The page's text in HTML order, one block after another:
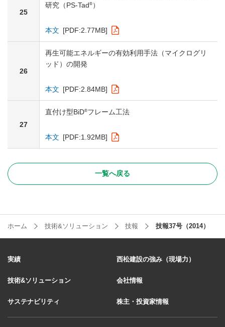
25
研究（PS-Tad® ）
本文 [PDF:2.77MB]
26
再生可能エネルギーの有効利用手法（マイクログリ
ッド）の開発
本文 [PDF:2.84MB]
27
直付け型BiD®フレーム工法
本文 [PDF:1.92MB]
一覧へ戻る
ホーム 技術&ソリューション 技報 技報37号（2014）
実績 西松建設の強み（現場力）
技術&ソリューション 会社情報
サステナビリティ 株主・投資家情報